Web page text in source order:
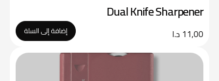
Dual Knife Sharpener
11,00 د.ا إضافة إلى السلة